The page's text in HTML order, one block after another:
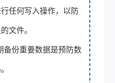
任何写入操作，以防
文件。
备份重要数据是预防数